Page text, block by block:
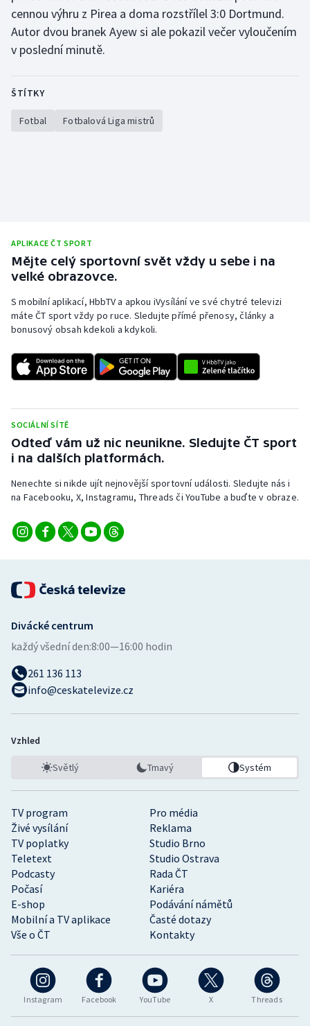
cennou výhru z Pirea a doma rozstřílel 3:0 Dortmund.
Autor dvou branek Ayew si ale pokazil večer vyloučením
v poslední minutě.
ŠTÍTKY
Fotbal Fotbalová Liga mistrů
APLIKACE ČT SPORT
Mějte celý sportovní svět vždy u sebe i na
velké obrazovce.
S mobilní aplikací, HbbTV a apkou iVysílání ve své chytré televizi
máte ČT sport vždy po ruce. Sledujte přímé přenosy, články a
bonusový obsah kdekoli a kdykoli.
SOCIÁLNÍ SÍTĚ
Odteď vám už nic neunikne. Sledujte ČT sport
i na dalších platformách.
Nenechte si nikde ujít nejnovější sportovní události. Sledujte nás i
na Facebooku, X, Instagramu, Threads či YouTube a buďte v obraze.
Instagram Facebook YouTube X Threads
TV program
Pro média
Živé vysílání
Reklama
TV poplatky
Studio Brno
Teletext
Studio Ostrava
Podcasty
Rada ČT
Počasí
Kariéra
E-shop
Podávání námětů
Mobilní a TV aplikace
Časté dotazy
Vše o ČT
Kontakty
Divácké centrum
každý všední den:8:00—16:00 hodin
261 136 113
info@ceskatelevize.cz
Vzhled
Světlý Tmavý Systém